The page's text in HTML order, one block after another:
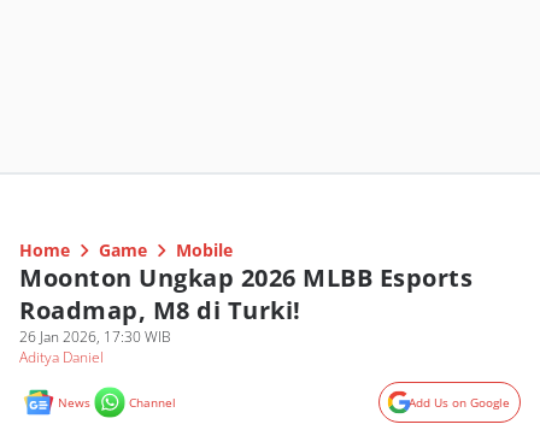
Home Game Mobile
Moonton Ungkap 2026 MLBB Esports
Roadmap, M8 di Turki!
26 Jan 2026, 17:30 WIB
Aditya Daniel
News Channel Add Us on Google